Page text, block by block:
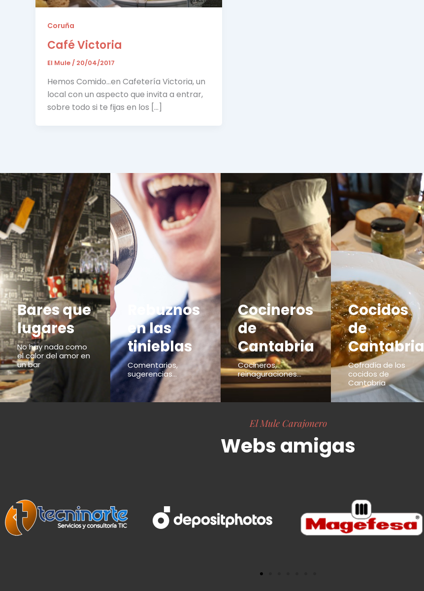
Coruña
Café Victoria
El Mule/ 20/04/2017
Hemos Comido…en Cafetería Victoria, un
local con un aspecto que invita a entrar,
sobre todo si te fijas en los […]
Bares que
lugares
No hay nada como
el calor del amor en
un bar
Rebuznos
en las
tinieblas
Comentarios,
sugerencias...
Cocineros
de
Cantabria
Cocineros,
reinaguraciones...
Cocidos
de
Cantabria
Cofradía de los
cocidos de
Cantabria
El Mule Carajonero
Webs amigas